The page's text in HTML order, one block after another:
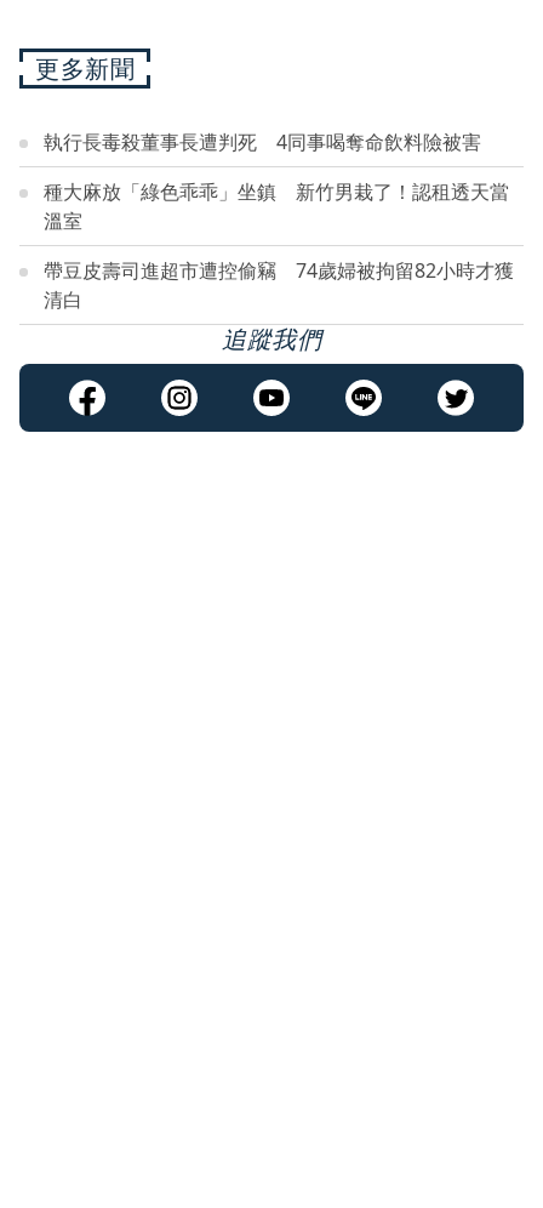
更多新聞
執行長毒殺董事長遭判死 4同事喝奪命飲料險被害
種大麻放「綠色乖乖」坐鎮 新竹男栽了！認租透天當
溫室
帶豆皮壽司進超市遭控偷竊 74歲婦被拘留82小時才獲
清白
追蹤我們